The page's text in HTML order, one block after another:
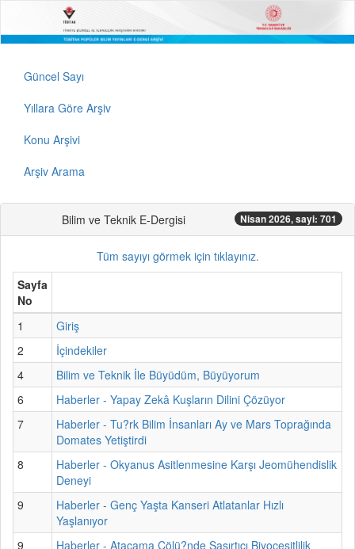
Güncel Sayı
Yıllara Göre Arşiv
Konu Arşivi
Arşiv Arama
Bilim ve Teknik E-Dergisi Nisan 2026, sayi: 701
Tüm sayıyı görmek için tıklayınız.
Sayfa
No
1
Giriş
2
İçindekiler
4
Bilim ve Teknik İle Büyüdüm, Büyüyorum
6
Haberler - Yapay Zekâ Kuşların Dilini Çözüyor
7
Haberler - Tu?rk Bilim İnsanları Ay ve Mars Toprağında
Domates Yetiştirdi
8
Haberler - Okyanus Asitlenmesine Karşı Jeomühendislik
Deneyi
9
Haberler - Genç Yaşta Kanseri Atlatanlar Hızlı
Yaşlanıyor
9
Haberler - Atacama Çölü?nde Şaşırtıcı Biyoçeşitlilik